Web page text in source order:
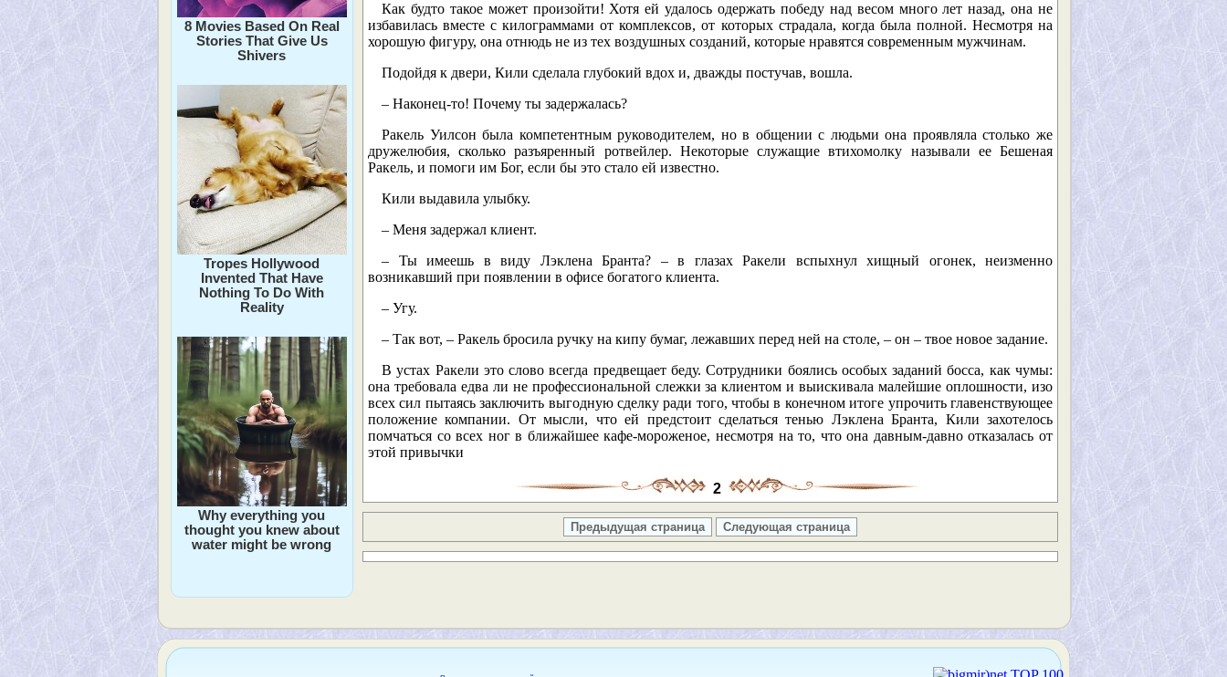
8 Movies Based On Real
Stories That Give Us
Shivers
Tropes Hollywood
Invented That Have
Nothing To Do With
Reality
Why everything you
thought you knew about
water might be wrong
Как будто такое может произойти! Хотя ей удалось одержать победу над весом много лет назад, она не
избавилась вместе с килограммами от комплексов, от которых страдала, когда была полной. Несмотря на
хорошую фигуру, она отнюдь не из тех воздушных созданий, которые нравятся современным мужчинам.
Подойдя к двери, Кили сделала глубокий вдох и, дважды постучав, вошла.
– Наконец-то! Почему ты задержалась?
Ракель Уилсон была компетентным руководителем, но в общении с людьми она проявляла столько же
дружелюбия, сколько разъяренный ротвейлер. Некоторые служащие втихомолку называли ее Бешеная
Ракель, и помоги им Бог, если бы это стало ей известно.
Кили выдавила улыбку.
– Меня задержал клиент.
– Ты имеешь в виду Лэклена Бранта? – в глазах Ракели вспыхнул хищный огонек, неизменно
возникавший при появлении в офисе богатого клиента.
– Угу.
– Так вот, – Ракель бросила ручку на кипу бумаг, лежавших перед ней на столе, – он – твое новое задание.
В устах Ракели это слово всегда предвещает беду. Сотрудники боялись особых заданий босса, как чумы:
она требовала едва ли не профессиональной слежки за клиентом и выискивала малейшие оплошности, изо
всех сил пытаясь заключить выгодную сделку ради того, чтобы в конечном итоге упрочить главенствующее
положение компании. От мысли, что ей предстоит сделаться тенью Лэклена Бранта, Кили захотелось
помчаться со всех ног в ближайшее кафе-мороженое, несмотря на то, что она давным-давно отказалась от
этой привычки
2
Предыдущая страница Следующая страница